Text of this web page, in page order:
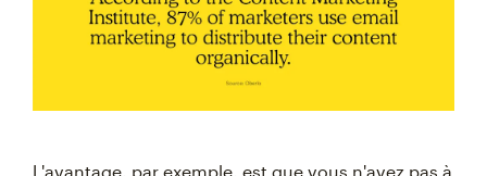
L'avantage, par exemple, est que vous n'avez pas à